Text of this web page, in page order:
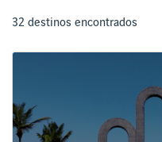
32 destinos encontrados